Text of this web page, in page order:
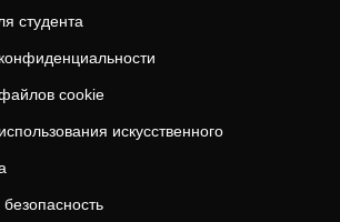
студента
cookie
искусственного